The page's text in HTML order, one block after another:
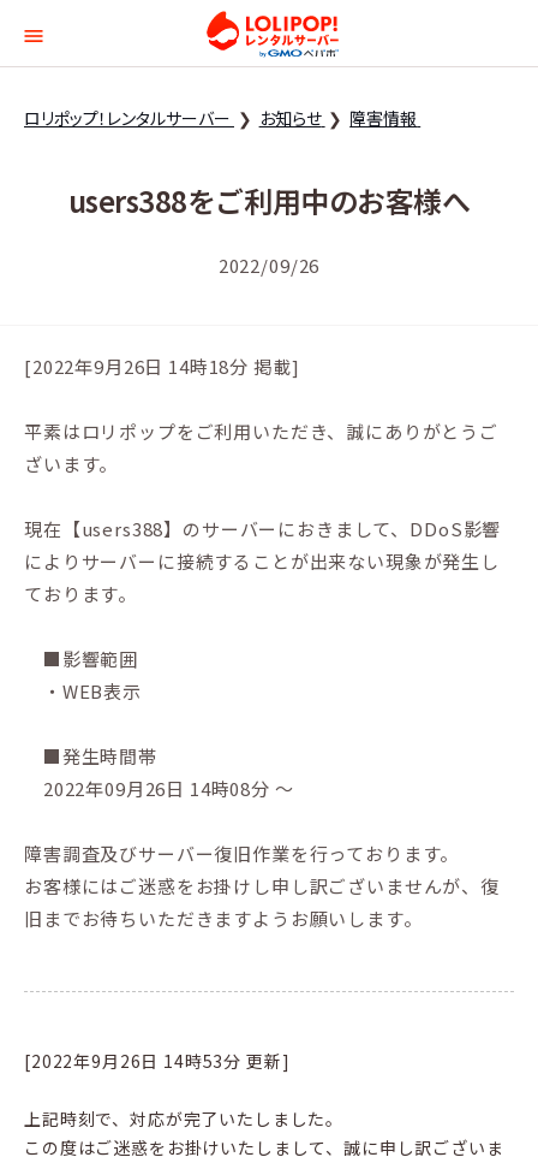
ロリポップ！レンタル
ロリポップ！レンタルサーバー お知らせ 障害情報
users388をご利用中のお客様へ
2022/09/26
[2022年9月26日 14時18分 掲載]
平素はロリポップをご利用いただき、誠にありがとうご
ざいます。
現在【users388】のサーバーにおきまして、DDoS影響
によりサーバーに接続することが出来ない現象が発生し
ております。
■影響範囲
・WEB表示
■発生時間帯
2022年09月26日 14時08分 ～
障害調査及びサーバー復旧作業を行っております。
お客様にはご迷惑をお掛けし申し訳ございませんが、復
旧までお待ちいただきますようお願いします。
[2022年9月26日 14時53分 更新]
上記時刻で、対応が完了いたしました。
この度はご迷惑をお掛けいたしまして、誠に申し訳ございま